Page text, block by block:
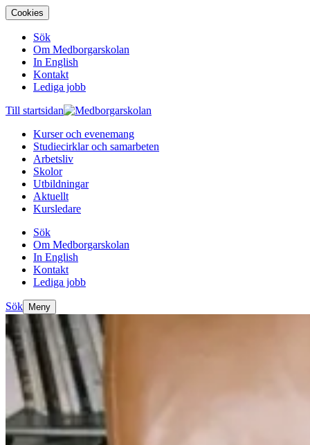
Cookies
Sök
Om Medborgarskolan
In English
Kontakt
Lediga jobb
Till startsidan
Kurser och evenemang
Studiecirklar och samarbeten
Arbetsliv
Skolor
Utbildningar
Aktuellt
Kursledare
Sök
Om Medborgarskolan
In English
Kontakt
Lediga jobb
Sök Meny